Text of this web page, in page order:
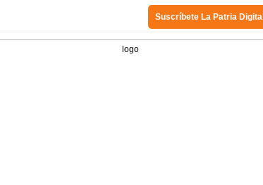
Suscríbete La Patria Digital